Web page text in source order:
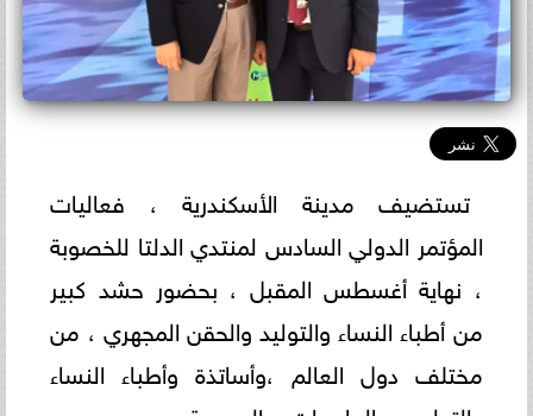
تستضيف مدينة الأسكندرية ، فعاليات
المؤتمر الدولي السادس لمنتدي الدلتا للخصوبة
، نهاية أغسطس المقبل ، بحضور حشد كبير
من أطباء النساء والتوليد والحقن المجهري ، من
مختلف دول العالم ،وأساتذة وأطباء النساء